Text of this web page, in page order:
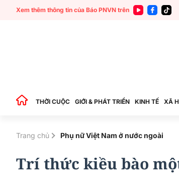
Xem thêm thông tin của Báo PNVN trên
THỜI CUỘC GIỚI & PHÁT TRIỂN KINH TẾ XÃ
Trang chủ Phụ nữ Việt Nam ở nước ngoài
Trí thức kiều bào